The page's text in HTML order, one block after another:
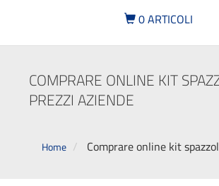
0ARTICOLI
COMPRARE ONLINE KIT
PREZZI AZIENDE
Home Comprare online kit